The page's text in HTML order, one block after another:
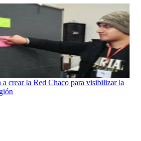
a crear la Red Chaco para visibilizar la